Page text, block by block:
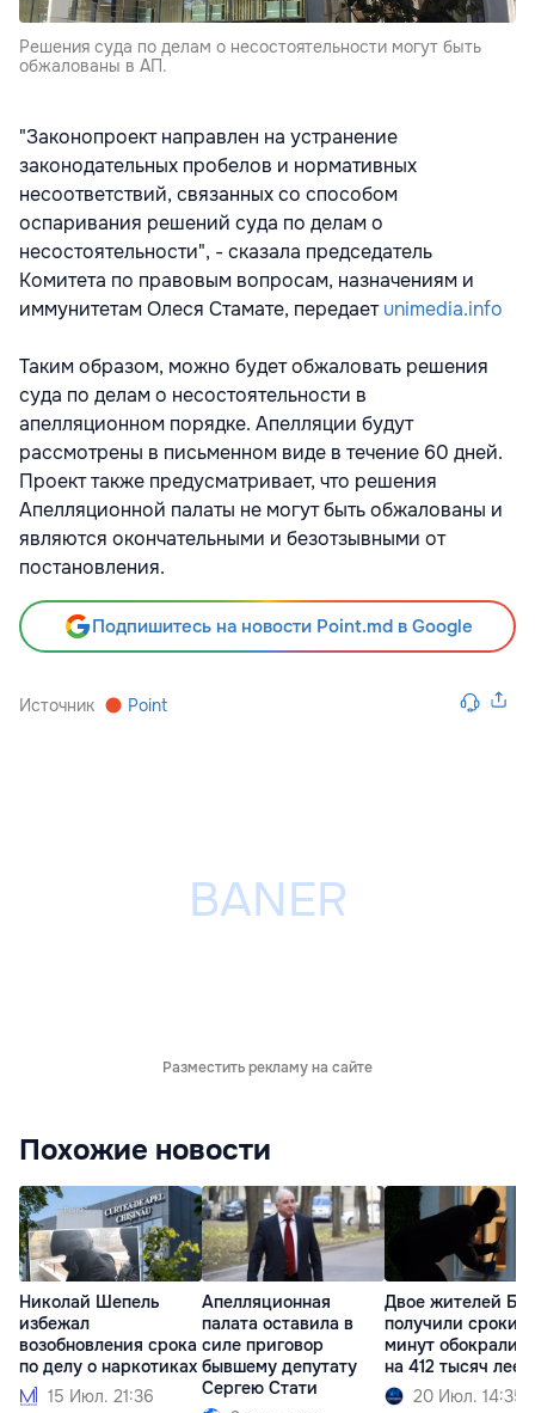
Решения суда по делам о несостоятельности могут быть
обжалованы в АП.
"Законопроект направлен на устранение
законодательных пробелов и нормативных
несоответствий, связанных со способом
оспаривания решений суда по делам о
несостоятельности", - сказала председатель
Комитета по правовым вопросам, назначениям и
иммунитетам Олеся Стамате, передаетunimedia.info
Таким образом, можно будет обжаловать решения
суда по делам о несостоятельности в
апелляционном порядке. Апелляции будут
рассмотрены в письменном виде в течение 60 дней.
Проект также предусматривает, что решения
Апелляционной палаты не могут быть обжалованы и
являются окончательными и безотзывными от
постановления.
Подпишитесь на новости Point.md в Google
Источник Point
Разместить рекламу на сайте
Похожие новости
Николай Шепель
избежал
возобновления срока
по делу о наркотиках
15 Июл. 21:36
Апелляционная
палата оставила в
силе приговор
бывшему депутату
Сергею Стати
Двое жителей
получили сроки:
минут обокрали
на 412 тысяч леев
20 Июл. 14:35